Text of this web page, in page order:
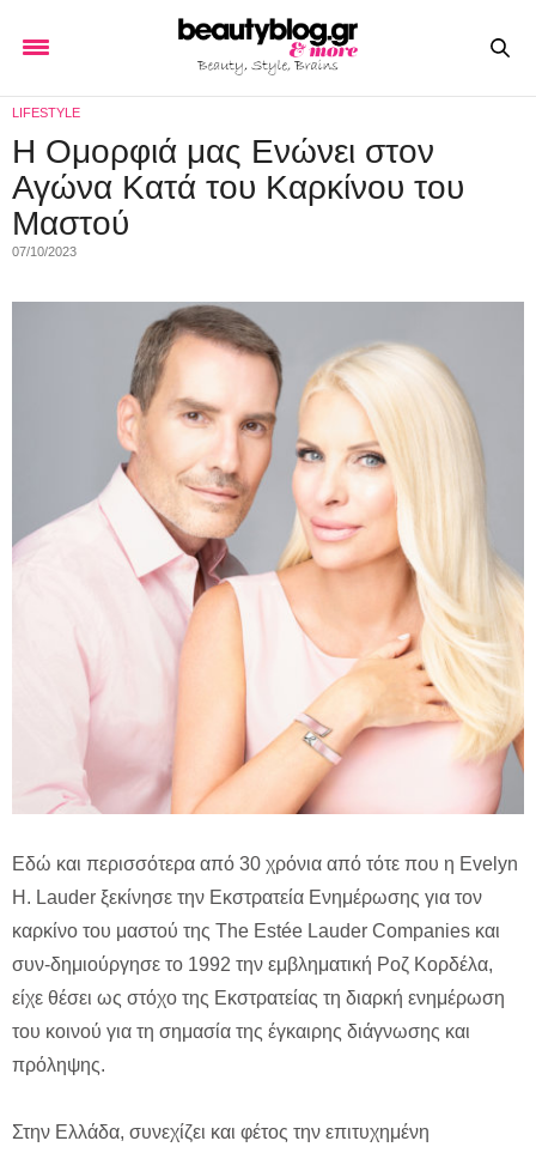
LIFESTYLE
Η Ομορφιά μας Ενώνει στον
Αγώνα Κατά του Καρκίνου του
Μαστού
07/10/2023
Eδώ και περισσότερα από 30 χρόνια από τότε που η Evelyn
H. Lauder ξεκίνησε την Εκστρατεία Ενημέρωσης για τον
καρκίνο του μαστού της The Estée Lauder Companies και
συν-δημιούργησε το 1992 την εμβληματική Ροζ Κορδέλα,
είχε θέσει ως στόχο της Εκστρατείας τη διαρκή ενημέρωση
του κοινού για τη σημασία της έγκαιρης διάγνωσης και
πρόληψης.
Στην Ελλάδα, συνεχίζει και φέτος την επιτυχημένη